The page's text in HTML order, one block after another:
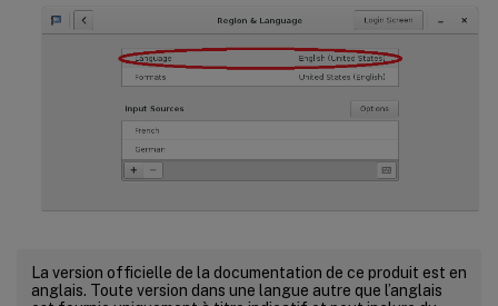
La version officielle de la documentation de ce produit est en
anglais. Toute version dans une langue autre que l’anglais